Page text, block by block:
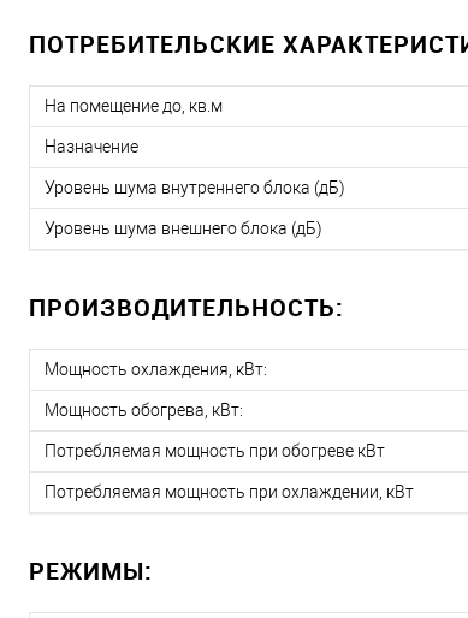
ПОТРЕБИТЕЛЬСКИЕ
На помещение до, кв.м
Назначение
Уровень шума внутреннего блока (дБ)
Уровень шума внешнего блока (дБ)
ПРОИЗВОДИТЕЛЬНОСТЬ:
Мощность охлаждения, кВт:
Мощность обогрева, кВт:
Потребляемая мощность при обогреве кВт
Потребляемая мощность при охлаждении, кВт
РЕЖИМЫ: